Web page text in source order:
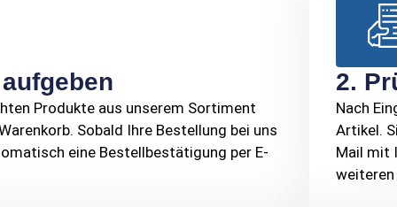
Produkte aus unserem Sortiment
Sobald Ihre Bestellung bei uns
eine Bestellbestätigung per E-
2.
Nach
Artikel.
Mail mit
weiteren